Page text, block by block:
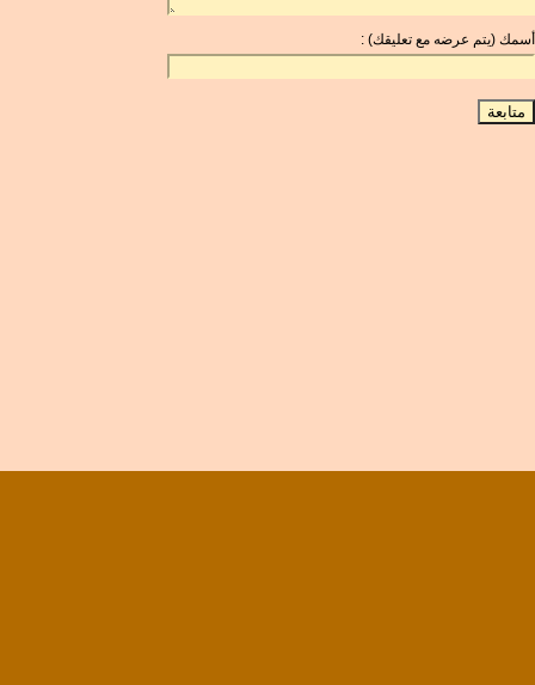
أسمك (يتم عرضه مع تعليقك) :